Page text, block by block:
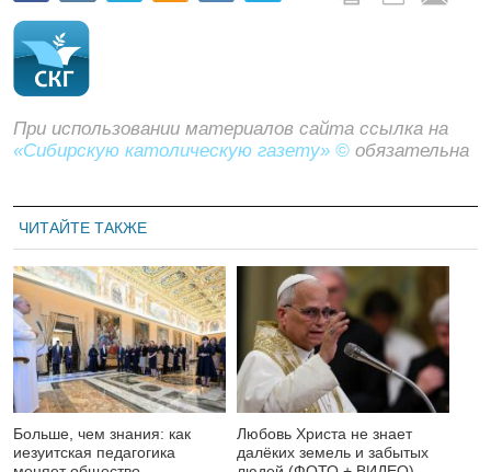
При использовании материалов сайта ссылка на
«Сибирскую католическую газету» © обязательна
ЧИТАЙТЕ ТАКЖЕ
Больше, чем знания: как
иезуитская педагогика
Любовь Христа не знает
далёких земель и забытых